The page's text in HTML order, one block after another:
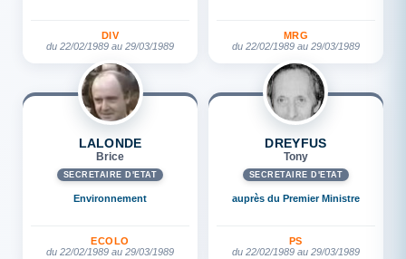
DIV
du 22/02/1989 au 29/03/1989
MRG
du 22/02/1989 au 29/03/1989
LALONDE
Brice
SECRÉTAIRE D'ETAT
Environnement
ECOLO
du 22/02/1989 au 29/03/1989
DREYFUS
Tony
SECRÉTAIRE D'ETAT
auprès du Premier Ministre
PS
du 22/02/1989 au 29/03/1989